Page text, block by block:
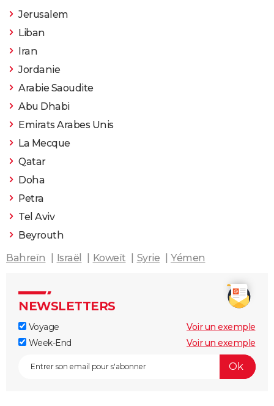
Jerusalem
Liban
Iran
Jordanie
Arabie Saoudite
Abu Dhabi
Emirats Arabes Unis
La Mecque
Qatar
Doha
Petra
Tel Aviv
Beyrouth
Bahreïn
Israël Koweït Syrie Yémen
NEWSLETTERS
Voyage
Voir un exemple
Week-End
Voir un exemple